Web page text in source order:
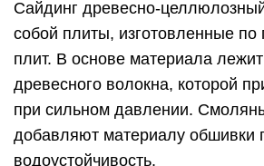
Сайдинг древесно-
собой плиты, изготовленные
плит. В основе материала
древесного волокна, которой
при сильном давлении.
добавляют материалу обшивки
водоустойчивость.